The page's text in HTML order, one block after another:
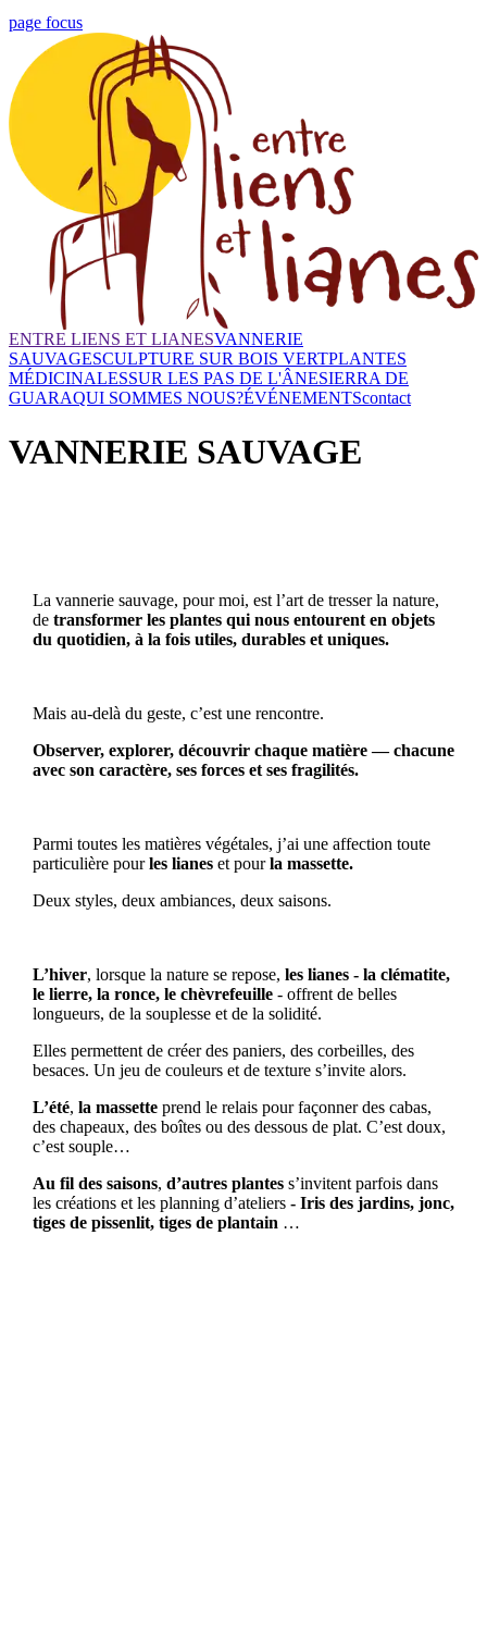
page focus
ENTRE LIENS ET LIANESVANNERIE
SAUVAGESCULPTURE SUR BOIS VERTPLANTES
MÉDICINALESSUR LES PAS DE L'ÂNESIERRA DE
GUARAQUI SOMMES NOUS?ÉVÉNEMENTScontact
VANNERIE SAUVAGE
La vannerie sauvage, pour moi, est l’art de tresser la nature,
de transformer les plantes qui nous entourent en objets
du quotidien, à la fois utiles, durables et uniques.
Mais au-delà du geste, c’est une rencontre.
Observer, explorer, découvrir chaque matière — chacune
avec son caractère, ses forces et ses fragilités.
Parmi toutes les matières végétales, j’ai une affection toute
particulière pourles lianeset pourla massette.
Deux styles, deux ambiances, deux saisons.
L’hiver, lorsque la nature se repose, les lianes - la clématite,
le lierre, la ronce, le chèvrefeuille- offrent de belles
longueurs, de la souplesse et de la solidité.
Elles permettent de créer des paniers, des corbeilles, des
besaces. Un jeu de couleurs et de texture s’invite alors.
L’été, la massette prend le relais pour façonner des cabas,
des chapeaux, des boîtes ou des dessous de plat. C’est doux,
c’est souple…
Au fil des saisons, d’autres plantess’invitent parfois dans
les créations et les planning d’ateliers - Iris des jardins, jonc,
tiges de pissenlit, tiges de plantain …